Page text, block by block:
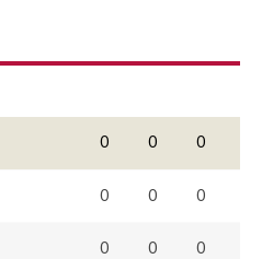
0 0 0
0 0 0
0 0 0